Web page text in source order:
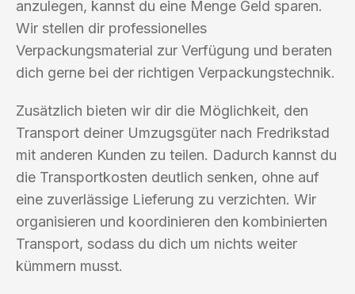
anzulegen, kannst du eine Menge Geld sparen.
Wir stellen dir professionelles
Verpackungsmaterial zur Verfügung und beraten
dich gerne bei der richtigen Verpackungstechnik.
Zusätzlich bieten wir dir die Möglichkeit, den
Transport deiner Umzugsgüter nach Fredrikstad
mit anderen Kunden zu teilen. Dadurch kannst du
die Transportkosten deutlich senken, ohne auf
eine zuverlässige Lieferung zu verzichten. Wir
organisieren und koordinieren den kombinierten
Transport, sodass du dich um nichts weiter
kümmern musst.